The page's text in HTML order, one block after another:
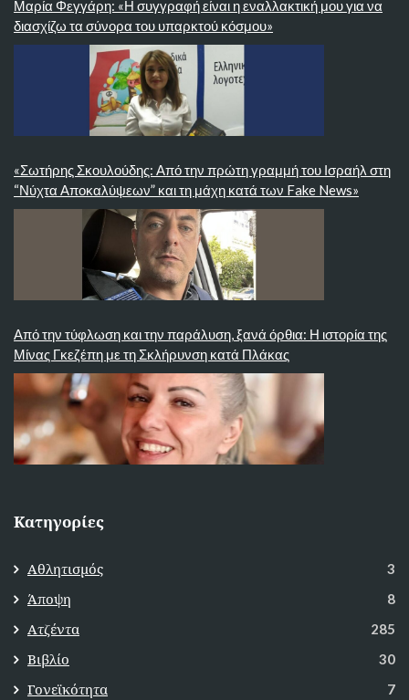
Μαρία Φεγγάρη: «Η συγγραφή είναι η εναλλακτική μου για να
διασχίζω τα σύνορα του υπαρκτού κόσμου»
«Σωτήρης Σκουλούδης: Από την πρώτη γραμμή του Ισραήλ στη
“Νύχτα Αποκαλύψεων” και τη μάχη κατά των Fake News»
Από την τύφλωση και την παράλυση, ξανά όρθια: Η ιστορία της
Μίνας Γκεζέπη με τη Σκλήρυνση κατά Πλάκας
Κατηγορίες
Αθλητισμός 3
Άποψη 8
Ατζέντα 285
Βιβλίο 30
Γονεϊκότητα 7